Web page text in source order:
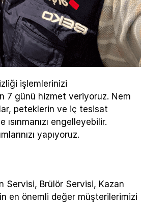
işlemlerinizi
7 günü hizmet veriyoruz. Nem
peteklerin ve iç tesisat
engelleyebilir.
yapıyoruz.
Servisi, Brülör Servisi, Kazan
en önemli değer müşterilerimizi